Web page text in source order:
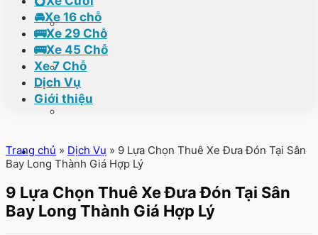
🚘Xe 16 chỗ
🚌Xe 29 Chỗ
🚌Xe 45 Chỗ
Xe 7 Chỗ
Dịch Vụ
Giới thiệu
Trang chủ » Dịch Vụ » 9 Lựa Chọn Thuê Xe Đưa Đón Tại Sân
Bay Long Thành Giá Hợp Lý
9 Lựa Chọn Thuê Xe Đưa Đón Tại Sân
Bay Long Thành Giá Hợp Lý